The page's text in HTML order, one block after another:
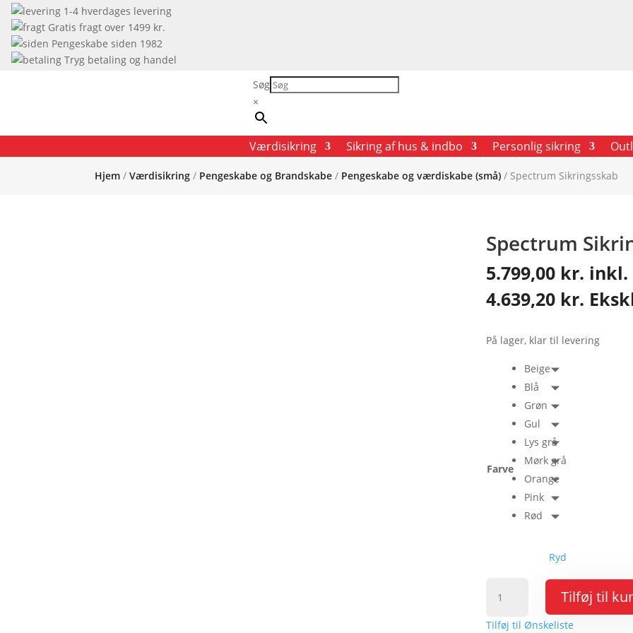
1-4 hverdages levering
Gratis fragt over 1499 kr.
Pengeskabe siden 1982
Tryg betaling og handel
Søg
×
Værdisikring Sikring af hus & indbo Personlig sikring
Hjem /Værdisikring / Pengeskabe og Brandskabe / Pengeskabe og værdiskabe (små) / Spectrum Sikringsskab
Spectrum
5.799,00 kr. inkl.
4.639,20 kr.
På lager, klar til levering
Farve
Beige
Blå
Grøn
Gul
Lys grå
Mørk grå
Orange
Pink
Rød
Ryd
Sikringsskab
antal
Tilføj til
Tilføj til Ønskeliste